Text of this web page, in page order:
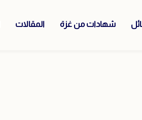
شهادات من غزة المقالات